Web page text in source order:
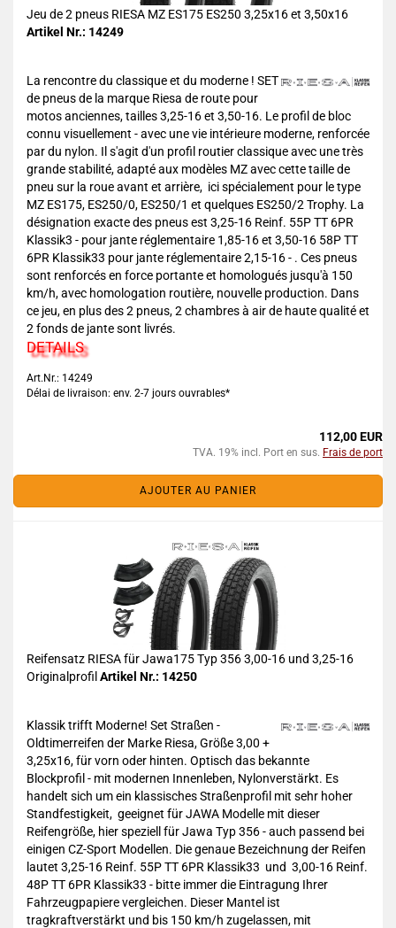
Jeu de 2 pneus RIESA MZ ES175 ES250 3,25x16 et 3,50x16
Artikel Nr.: 14249
La rencontre du classique et du moderne ! SET
de pneus de la marque Riesa de route pour
motos anciennes, tailles 3,25-16 et 3,50-16. Le profil de bloc
connu visuellement - avec une vie intérieure moderne, renforcée
par du nylon. Il s'agit d'un profil routier classique avec une très
grande stabilité, adapté aux modèles MZ avec cette taille de
pneu sur la roue avant et arrière, ici spécialement pour le type
MZ ES175, ES250/0, ES250/1 et quelques ES250/2 Trophy. La
désignation exacte des pneus est 3,25-16 Reinf. 55P TT 6PR
Klassik3 - pour jante réglementaire 1,85-16 et 3,50-16 58P TT
6PR Klassik33 pour jante réglementaire 2,15-16 - . Ces pneus
sont renforcés en force portante et homologués jusqu'à 150
km/h, avec homologation routière, nouvelle production. Dans
ce jeu, en plus des 2 pneus, 2 chambres à air de haute qualité et
2 fonds de jante sont livrés.
DETAILS
Art.Nr.: 14249
Délai de livraison: env. 2-7 jours ouvrables*
112,00 EUR
TVA. 19% incl. Port en sus. Frais de port
AJOUTER AU PANIER
Reifensatz RIESA für Jawa175 Typ 356 3,00-16 und 3,25-16
Originalprofil Artikel Nr.: 14250
Klassik trifft Moderne! Set Straßen -
Oldtimerreifen der Marke Riesa, Größe 3,00 +
3,25x16, für vorn oder hinten. Optisch das bekannte
Blockprofil - mit modernen Innenleben, Nylonverstärkt. Es
handelt sich um ein klassisches Straßenprofil mit sehr hoher
Standfestigkeit, geeignet für JAWA Modelle mit dieser
Reifengröße, hier speziell für Jawa Typ 356 - auch passend bei
einigen CZ-Sport Modellen. Die genaue Bezeichnung der Reifen
lautet 3,25-16 Reinf. 55P TT 6PR Klassik33 und 3,00-16 Reinf.
48P TT 6PR Klassik33 - bitte immer die Eintragung Ihrer
Fahrzeugpapiere vergleichen. Dieser Mantel ist
tragkraftverstärkt und bis 150 km/h zugelassen, mit